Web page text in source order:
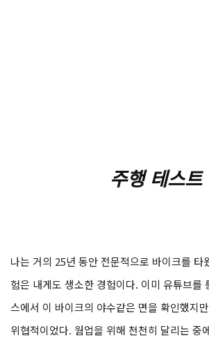
주행 테스트
나는 거의 25년 동안 전문적으로 바이크를 타
험은 내게도 생소한 경험이다. 이미 유튜브를
스에서 이 바이크의 야수같은 면을 확인했지
위협적이었다. 웜업을 위해 천천히 달리는 중